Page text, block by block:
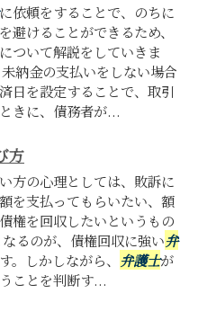
に依頼をすることで、のちに
避けることができるため、
ついて解説をしていきま
納金の支払いをしない場合
日を設定することで、取引
きに、債務者が...
方
方の心理としては、敗訴に
を支払ってもらいたい、額
権を回収したいというもの
るのが、債権回収に強い弁
。しかしながら、 弁護士が
ことを判断す...